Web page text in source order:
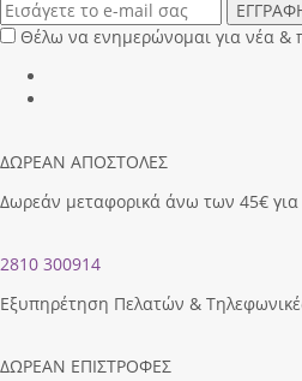
Θέλω να ενημερώνομαι για νέα &
ΔΩΡΕΑΝ ΑΠΟΣΤΟΛΕΣ
Δωρεάν μεταφορικά άνω των 45€ για
2810 300914
Εξυπηρέτηση Πελατών &
ΔΩΡΕΑΝ ΕΠΙΣΤΡΟΦΕΣ